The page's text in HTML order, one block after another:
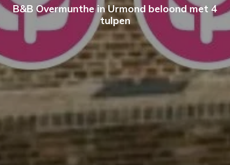
B&B Overmunthe in Urmond beloond met 4
tulpen